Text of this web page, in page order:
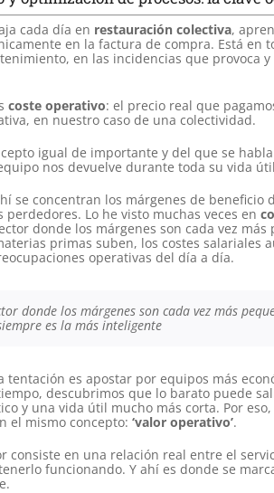
cada día en restauración colectiva,
en la factura de compra. Está en
en las incidencias que
coste operativo: el precio real que
en nuestro caso de una colectividad.
igual de importante y del que se
nos devuelve durante toda su vida
se concentran los márgenes de
perdedores. Lo he visto muchas veces en
donde los márgenes son cada vez
primas suben, los costes
operativas del día a día.
donde los márgenes son cada vez más
es la más inteligente
tentación es apostar por equipos más
descubrimos que lo barato puede
y una vida útil mucho más corta. Por
el mismo concepto: ‘valor operativo’.
consiste en una relación real entre el
funcionando. Y ahí es donde se